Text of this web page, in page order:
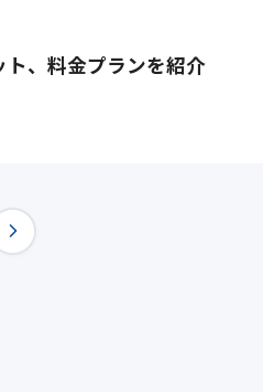
、料金プランを紹介